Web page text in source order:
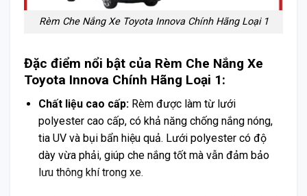
Rèm Che Nắng Xe Toyota Innova Chính Hãng Loại 1
Đặc điểm nổi bật của Rèm Che Nắng Xe
Toyota Innova Chính Hãng Loại 1:
Chất liệu cao cấp:Rèm được làm từ lưới
polyester cao cấp, có khả năng chống nắng nóng,
tia UV và bụi bẩn hiệu quả. Lưới polyester có độ
dày vừa phải, giúp che nắng tốt mà vẫn đảm bảo
lưu thông khí trong xe.